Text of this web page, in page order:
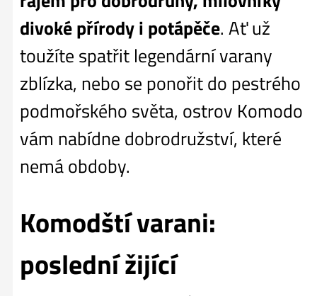
divoké přírody i potápěče. Ať už
toužíte spatřit legendární varany
zblízka, nebo se ponořit do pestrého
podmořského světa, ostrov Komodo
vám nabídne dobrodružství, které
nemá obdoby.
Komodští varani:
poslední žijící